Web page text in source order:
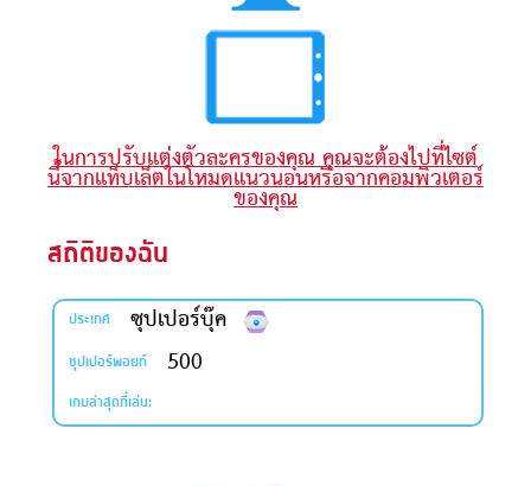
คัมภีร์
อกอากาศ
ในการปรับแต่งตัวละครของคุณ คุณจะต้องไปที่ไซต์
นี้จากแท็บเล็ตในโหมดแนวนอนหรือจากคอมพิวเตอร์
ของคุณ
สถิติของฉัน
ประเทศ ซุปเปอร์บุ๊ค
ซุปเปอร์พอยท์ 500
เกมล่าสุดที่เล่น: